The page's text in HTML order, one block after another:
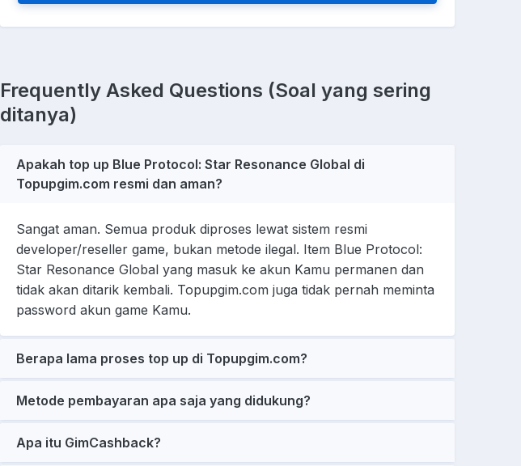
Frequently Asked Questions (Soal yang sering
ditanya)
Apakah top up Blue Protocol: Star Resonance Global di
Topupgim.com resmi dan aman?
Sangat aman. Semua produk diproses lewat sistem resmi
developer/reseller game, bukan metode ilegal. Item Blue Protocol:
Star Resonance Global yang masuk ke akun Kamu permanen dan
tidak akan ditarik kembali. Topupgim.com juga tidak pernah meminta
password akun game Kamu.
Berapa lama proses top up di Topupgim.com?
Metode pembayaran apa saja yang didukung?
Apa itu GimCashback?